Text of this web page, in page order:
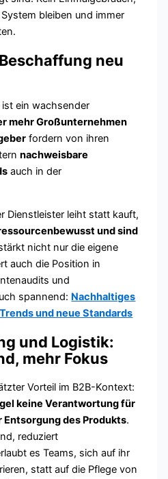
bleiben und immer
neu
ein wachsender
mehr Großunternehmen
fordern von ihren
nachweisbare
auch in der
Dienstleister leiht statt kauft,
und sind
nicht nur die eigene
auch die Position in
und
spannend: Nachhaltiges
und neue Standards
und Logistik:
mehr Fokus
Vorteil im B2B-Kontext:
keine Verantwortung für
Entsorgung des Produkts.
reduziert
es Teams, sich auf ihr
statt auf die Pflege von